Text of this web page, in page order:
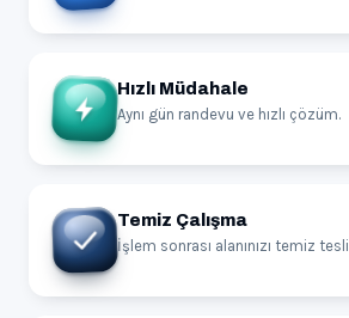
Hızlı Müdahale
Aynı gün randevu ve hızlı çözüm.
Temiz Çalışma
İşlem sonrası alanınızı temiz